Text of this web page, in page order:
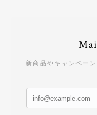
新商品やキャンペー